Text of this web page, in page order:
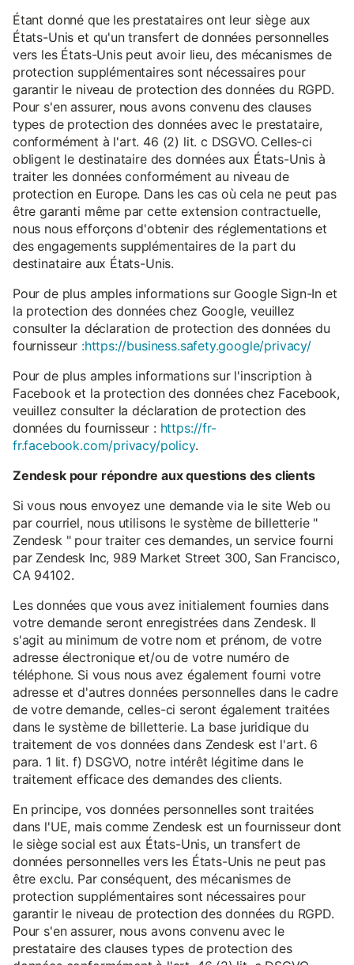
Étant donné que les prestataires ont leur siège aux
États-Unis et qu'un transfert de données personnelles
vers les États-Unis peut avoir lieu, des mécanismes de
protection supplémentaires sont nécessaires pour
garantir le niveau de protection des données du RGPD.
Pour s'en assurer, nous avons convenu des clauses
types de protection des données avec le prestataire,
conformément à l'art. 46 (2) lit. c DSGVO. Celles-ci
obligent le destinataire des données aux États-Unis à
traiter les données conformément au niveau de
protection en Europe. Dans les cas où cela ne peut pas
être garanti même par cette extension contractuelle,
nous nous efforçons d'obtenir des réglementations et
des engagements supplémentaires de la part du
destinataire aux États-Unis.
Pour de plus amples informations sur Google Sign-In et
la protection des données chez Google, veuillez
consulter la déclaration de protection des données du
fournisseur :https://business.safety.google/privacy/
Pour de plus amples informations sur l'inscription à
Facebook et la protection des données chez Facebook,
veuillez consulter la déclaration de protection des
données du fournisseur : https://fr-
fr.facebook.com/privacy/policy.
Zendesk pour répondre aux questions des clients
Si vous nous envoyez une demande via le site Web ou
par courriel, nous utilisons le système de billetterie "
Zendesk " pour traiter ces demandes, un service fourni
par Zendesk Inc, 989 Market Street 300, San Francisco,
CA 94102.
Les données que vous avez initialement fournies dans
votre demande seront enregistrées dans Zendesk. Il
s'agit au minimum de votre nom et prénom, de votre
adresse électronique et/ou de votre numéro de
téléphone. Si vous nous avez également fourni votre
adresse et d'autres données personnelles dans le cadre
de votre demande, celles-ci seront également traitées
dans le système de billetterie. La base juridique du
traitement de vos données dans Zendesk est l'art. 6
para. 1 lit. f) DSGVO, notre intérêt légitime dans le
traitement efficace des demandes des clients.
En principe, vos données personnelles sont traitées
dans l'UE, mais comme Zendesk est un fournisseur dont
le siège social est aux États-Unis, un transfert de
données personnelles vers les États-Unis ne peut pas
être exclu. Par conséquent, des mécanismes de
protection supplémentaires sont nécessaires pour
garantir le niveau de protection des données du RGPD.
Pour s'en assurer, nous avons convenu avec le
prestataire des clauses types de protection des